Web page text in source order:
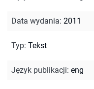
Data wydania: 2011
Typ: Tekst
Język publikacji: eng